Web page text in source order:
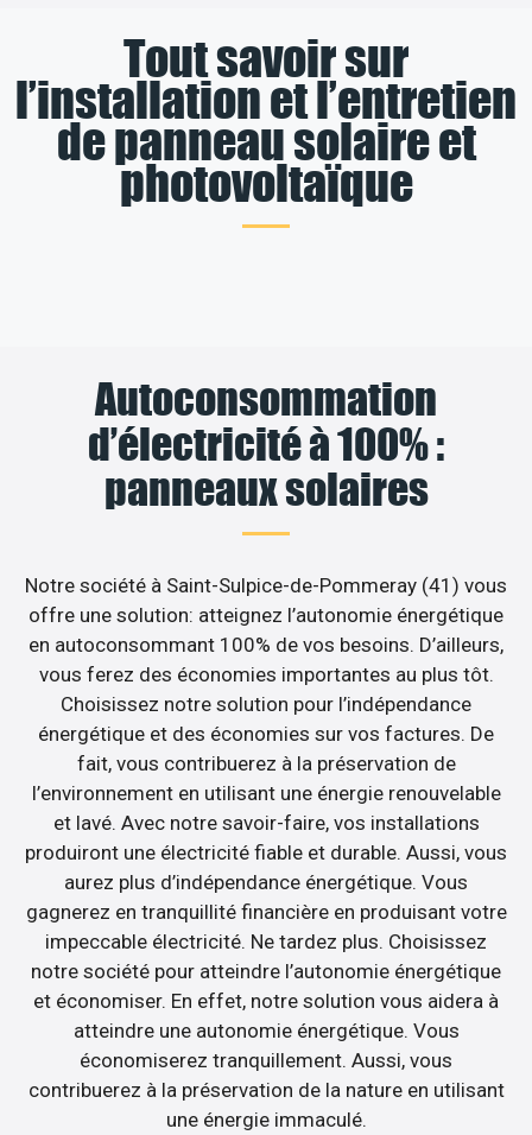
Tout savoir sur
l’installation et l’entretien
de panneau solaire et
photovoltaïque
Autoconsommation
d’électricité à 100% :
panneaux solaires
Notre société à Saint-Sulpice-de-Pommeray (41) vous
offre une solution: atteignez l’autonomie énergétique
en autoconsommant 100% de vos besoins. D’ailleurs,
vous ferez des économies importantes au plus tôt.
Choisissez notre solution pour l’indépendance
énergétique et des économies sur vos factures. De
fait, vous contribuerez à la préservation de
l’environnement en utilisant une énergie renouvelable
et lavé. Avec notre savoir-faire, vos installations
produiront une électricité fiable et durable. Aussi, vous
aurez plus d’indépendance énergétique. Vous
gagnerez en tranquillité financière en produisant votre
impeccable électricité. Ne tardez plus. Choisissez
notre société pour atteindre l’autonomie énergétique
et économiser. En effet, notre solution vous aidera à
atteindre une autonomie énergétique. Vous
économiserez tranquillement. Aussi, vous
contribuerez à la préservation de la nature en utilisant
une énergie immaculé.